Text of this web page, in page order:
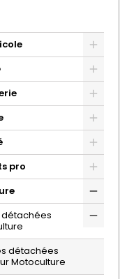
pro
détachées
Motoculture